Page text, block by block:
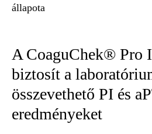
állapota
A CoaguChek® Pro
biztosít a
összevethető PI és
eredményeket